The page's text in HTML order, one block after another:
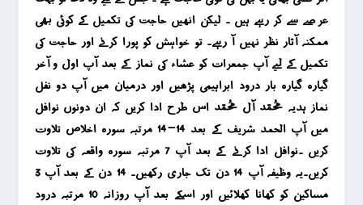
عرصے سے کر رہے ہیں ۔ لیکن انھیں حاجت کی تکمیل کے کوئی بھی
ممکنہ آثار نظر نہیں آ رہے۔ تو خواہش کو پورا کرنے اور حاجت کی
تکمیل کے لیے آپ جمعرات کو عشاء کی نماز کے بعد آپ اول و آخر
گیارہ گیارہ بار درود ابراہیمی پڑھیں اور درمیان میں آپ دو نفل
نماز ہدیہ محمد آل محمد اس طرح ادا کریں کہ ان دونوں نوافل
میں آپ الحمد شریف کے بعد 14-14 مرتبہ سورہ اخلاص تلاوت
کریں ۔نوافل ادا کرنے کے بعد آپ 7 مرتبہ سورہ واقعہ کی تلاوت
کریں۔یہ وظیفہ آپ 14 دن تک جاری رکھیں۔ 14 دن کے بعد آپ 3
مساکین کو کھانا کھلائیں اور اسکے بعد آپ روزانہ 10 مرتبہ درود